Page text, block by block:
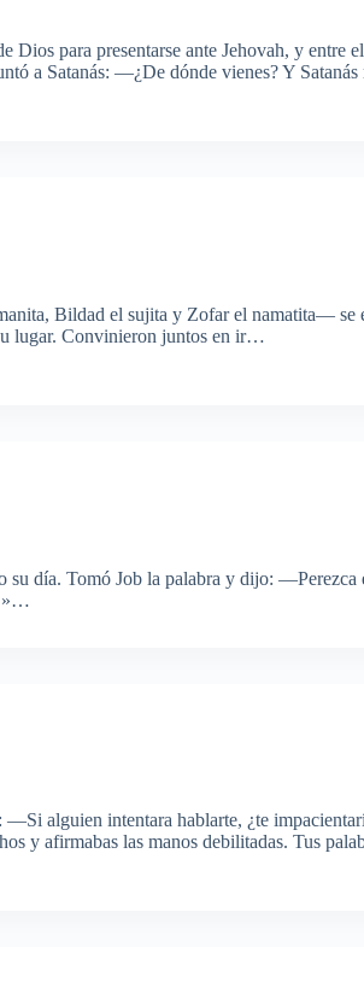
para presentarse ante Jehovah, y entre
a Satanás: —¿De dónde vienes? Y Satanás
Bildad el sujita y Zofar el namatita— se
lugar. Convinieron juntos en ir…
su día. Tomó Job la palabra y dijo: —Perezca
alguien intentara hablarte, ¿te
y afirmabas las manos debilitadas. Tus